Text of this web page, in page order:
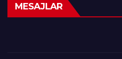
MESAJLAR